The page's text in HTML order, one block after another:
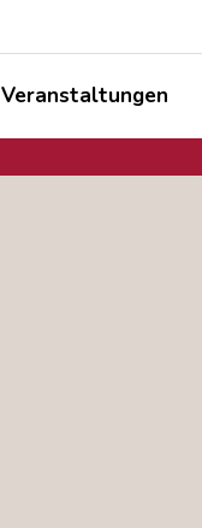
Veranstaltungen